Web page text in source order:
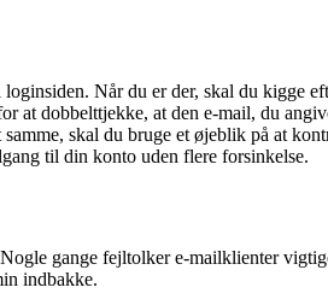
Når du er der, skal du kigge
dobbelttjekke, at den e-mail, du
skal du bruge et øjeblik på at
til din konto uden flere forsinkelse.
gange fejltolker e-mailklienter
indbakke.